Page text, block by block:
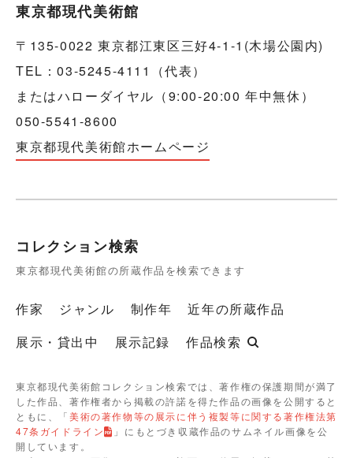
東京都現代美術館
〒135-0022 東京都江東区三好4-1-1(木場公園内)
TEL：03-5245-4111（代表）
またはハローダイヤル（9:00-20:00 年中無休）
050-5541-8600
東京都現代美術館ホームページ
コレクション検索
東京都現代美術館の所蔵作品を検索できます
作家 ジャンル 制作年
近年の所蔵作品
展示・貸出中
展示記録 作品検索
東京都現代美術館コレクション検索では、著作権の保護期間が満了
した作品、著作権者から掲載の許諾を得た作品の画像を公開すると
ともに、「美術の著作物等の展示に伴う複製等に関する著作権法第
47条ガイドライン
」にもとづき収蔵作品のサムネイル画像を公
開しています。